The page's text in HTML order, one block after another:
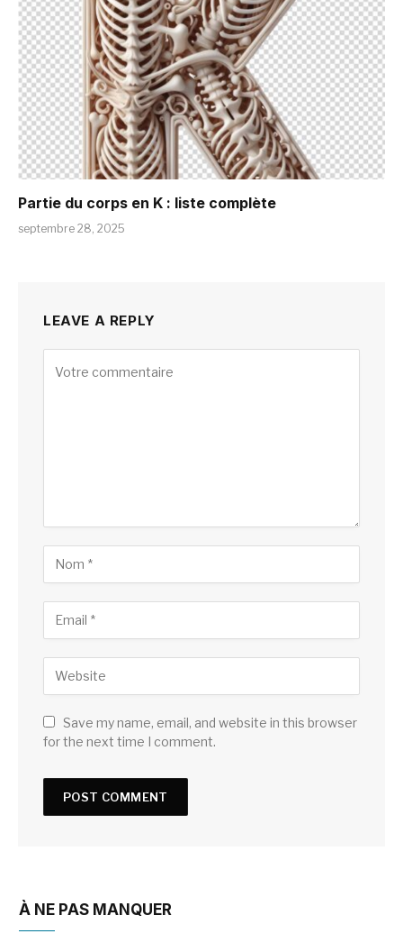
Partie du corps en K : liste complète
septembre 28, 2025
LEAVE A REPLY
Save my name, email, and website in this browser
for the next time I comment.
À NE PAS MANQUER